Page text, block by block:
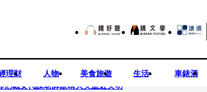
理財 人物 美食旅遊 生活 車錶酒
把戳女代課老師眼睛大失血近失明